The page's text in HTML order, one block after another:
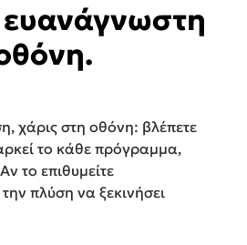
χάρις στη οθόνη: βλέπετε
το κάθε πρόγραμμα,
το επιθυμείτε
πλύση να ξεκινήσει